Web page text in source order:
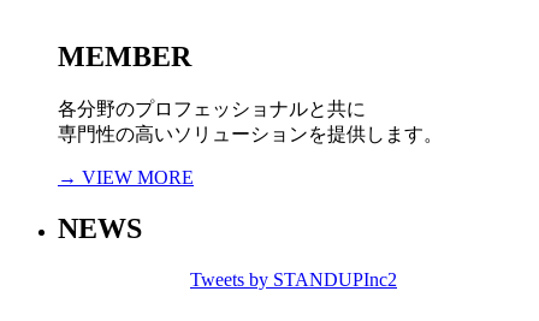
MEMBER
各分野のプロフェッショナルと共に
専門性の高いソリューションを提供します。
→ VIEW MORE
NEWS
Tweets by STANDUPInc2